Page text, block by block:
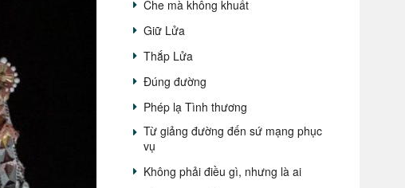
Che mà không khuất
Giữ Lửa
Thắp Lửa
Đúng đường
Phép lạ Tình thương
Từ giảng đường đến sứ mạng phục
vụ
Không phải điều gì, nhưng là ai